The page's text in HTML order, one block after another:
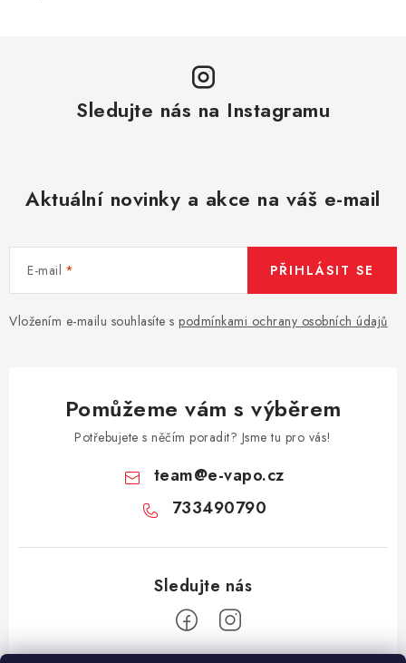
Sledujte nás na Instagramu
Aktuální novinky a akce na váš e-mail
E-mail
Vložením e-mailu souhlasíte s podmínkami ochrany osobních údajů
PŘIHLÁSIT SE
Pomůžeme vám s výběrem
Potřebujete s něčím poradit? Jsme tu pro vás!
team@e-vapo.cz
733490790